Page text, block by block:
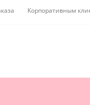
Корпоративным